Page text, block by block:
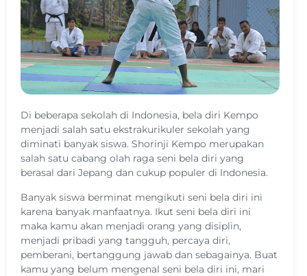
Di beberapa sekolah di Indonesia, bela diri Kempo
menjadi salah satu ekstrakurikuler sekolah yang
diminati banyak siswa. Shorinji Kempo merupakan
salah satu cabang olah raga seni bela diri yang
berasal dari Jepang dan cukup populer di Indonesia.
Banyak siswa berminat mengikuti seni bela diri ini
karena banyak manfaatnya. Ikut seni bela diri ini
maka kamu akan menjadi orang yang disiplin,
menjadi pribadi yang tangguh, percaya diri,
pemberani, bertanggung jawab dan sebagainya. Buat
kamu yang belum mengenal seni bela diri ini, mari